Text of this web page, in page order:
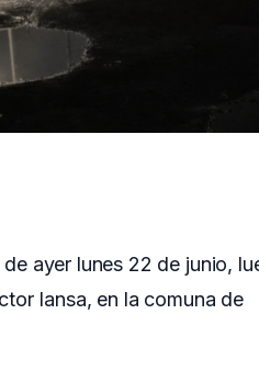
ayer lunes 22 de junio,
Iansa, en la comuna de